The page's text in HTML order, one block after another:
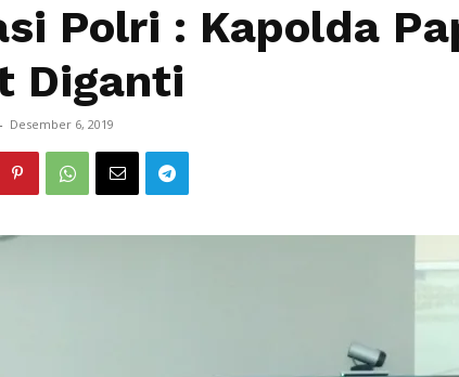
Polri : Kapolda
Diganti
- Desember 6, 2019